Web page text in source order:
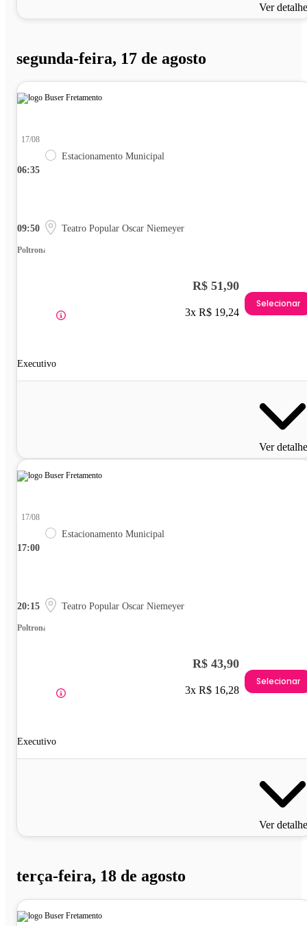
Ver
segunda-feira, 17 de agosto
06:35
17/08
Estacionamento Municipal
09:50 Teatro Popular Oscar Niemeyer
Poltrona
Executivo
R$ 51,90
3x R$ 19,24
Selecionar
Ver
17:00
17/08
Estacionamento Municipal
20:15 Teatro Popular Oscar Niemeyer
Poltrona
Executivo
R$ 43,90
3x R$ 16,28
Selecionar
Ver
terça-feira, 18 de agosto